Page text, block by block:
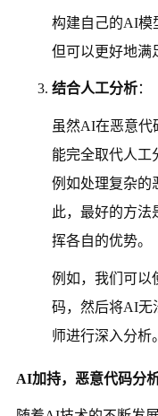
构建自己的AI模
但可以更好地满
结合人工分析：
虽然AI在恶意代
能完全取代人工
例如处理复杂的
此，最好的方法
挥各自的优势。
例如，我们可以
码，然后将AI无
师进行深入分析。
AI加持，恶意代码分